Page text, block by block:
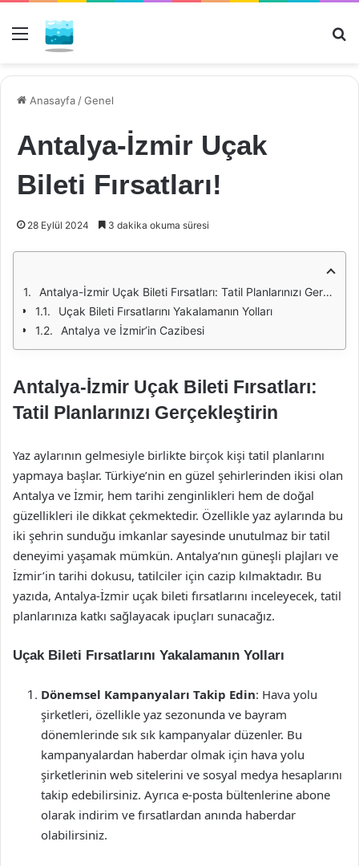
Menü
Anasayfa /Genel
Antalya-İzmir Uçak
Bileti Fırsatları!
28 Eylül 2024 3 dakika okuma süresi
Antalya-İzmir Uçak Bileti Fırsatları: Tatil Planlarınızı Gerçekleştirin
Uçak Bileti Fırsatlarını Yakalamanın Yolları
Antalya ve İzmir’in Cazibesi
Antalya-İzmir Uçak Bileti Fırsatları:
Tatil Planlarınızı Gerçekleştirin
Yaz aylarının gelmesiyle birlikte birçok kişi tatil planlarını
yapmaya başlar. Türkiye’nin en güzel şehirlerinden ikisi olan
Antalya ve İzmir, hem tarihi zenginlikleri hem de doğal
güzellikleri ile dikkat çekmektedir. Özellikle yaz aylarında bu
iki şehrin sunduğu imkanlar sayesinde unutulmaz bir tatil
deneyimi yaşamak mümkün. Antalya’nın güneşli plajları ve
İzmir’in tarihi dokusu, tatilciler için cazip kılmaktadır. Bu
yazıda, Antalya-İzmir uçak bileti fırsatlarını inceleyecek, tatil
planlarınıza katkı sağlayacak ipuçları sunacağız.
Uçak Bileti Fırsatlarını Yakalamanın Yolları
Dönemsel Kampanyaları Takip Edin: Hava yolu
şirketleri, özellikle yaz sezonunda ve bayram
dönemlerinde sık sık kampanyalar düzenler. Bu
kampanyalardan haberdar olmak için hava yolu
şirketlerinin web sitelerini ve sosyal medya hesaplarını
takip edebilirsiniz. Ayrıca e-posta bültenlerine abone
olarak indirim ve fırsatlardan anında haberdar
olabilirsiniz.